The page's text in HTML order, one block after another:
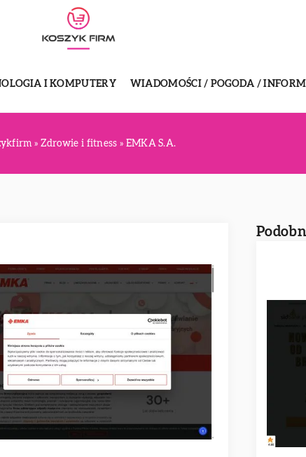
I KOMPUTERY WIADOMOŚCI / POGODA /
» Zdrowie i fitness » EMKA S.A.